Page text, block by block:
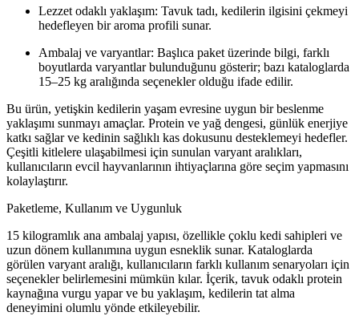
Lezzet odaklı yaklaşım: Tavuk tadı, kedilerin ilgisini çekmeyi
hedefleyen bir aroma profili sunar.
Ambalaj ve varyantlar: Başlıca paket üzerinde bilgi, farklı
boyutlarda varyantlar bulunduğunu gösterir; bazı kataloglarda
15–25 kg aralığında seçenekler olduğu ifade edilir.
Bu ürün, yetişkin kedilerin yaşam evresine uygun bir beslenme
yaklaşımı sunmayı amaçlar. Protein ve yağ dengesi, günlük enerjiye
katkı sağlar ve kedinin sağlıklı kas dokusunu desteklemeyi hedefler.
Çeşitli kitlelere ulaşabilmesi için sunulan varyant aralıkları,
kullanıcıların evcil hayvanlarının ihtiyaçlarına göre seçim yapmasını
kolaylaştırır.
Paketleme, Kullanım ve Uygunluk
15 kilogramlık ana ambalaj yapısı, özellikle çoklu kedi sahipleri ve
uzun dönem kullanımına uygun esneklik sunar. Kataloglarda
görülen varyant aralığı, kullanıcıların farklı kullanım senaryoları için
seçenekler belirlemesini mümkün kılar. İçerik, tavuk odaklı protein
kaynağına vurgu yapar ve bu yaklaşım, kedilerin tat alma
deneyimini olumlu yönde etkileyebilir.